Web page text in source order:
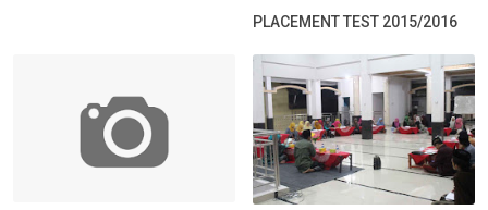
PLACEMENT TEST 2015/2016